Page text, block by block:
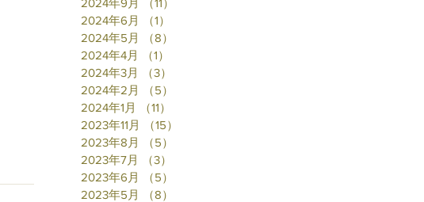
2024年9月
（11）
2024年6月
（1）
2024年5月
（8）
2024年4月
（1）
2024年3月
（3）
2024年2月
（5）
2024年1月
（11）
2023年11月
（15）
2023年8月
（5）
2023年7月
（3）
2023年6月
（5）
2023年5月
（8）